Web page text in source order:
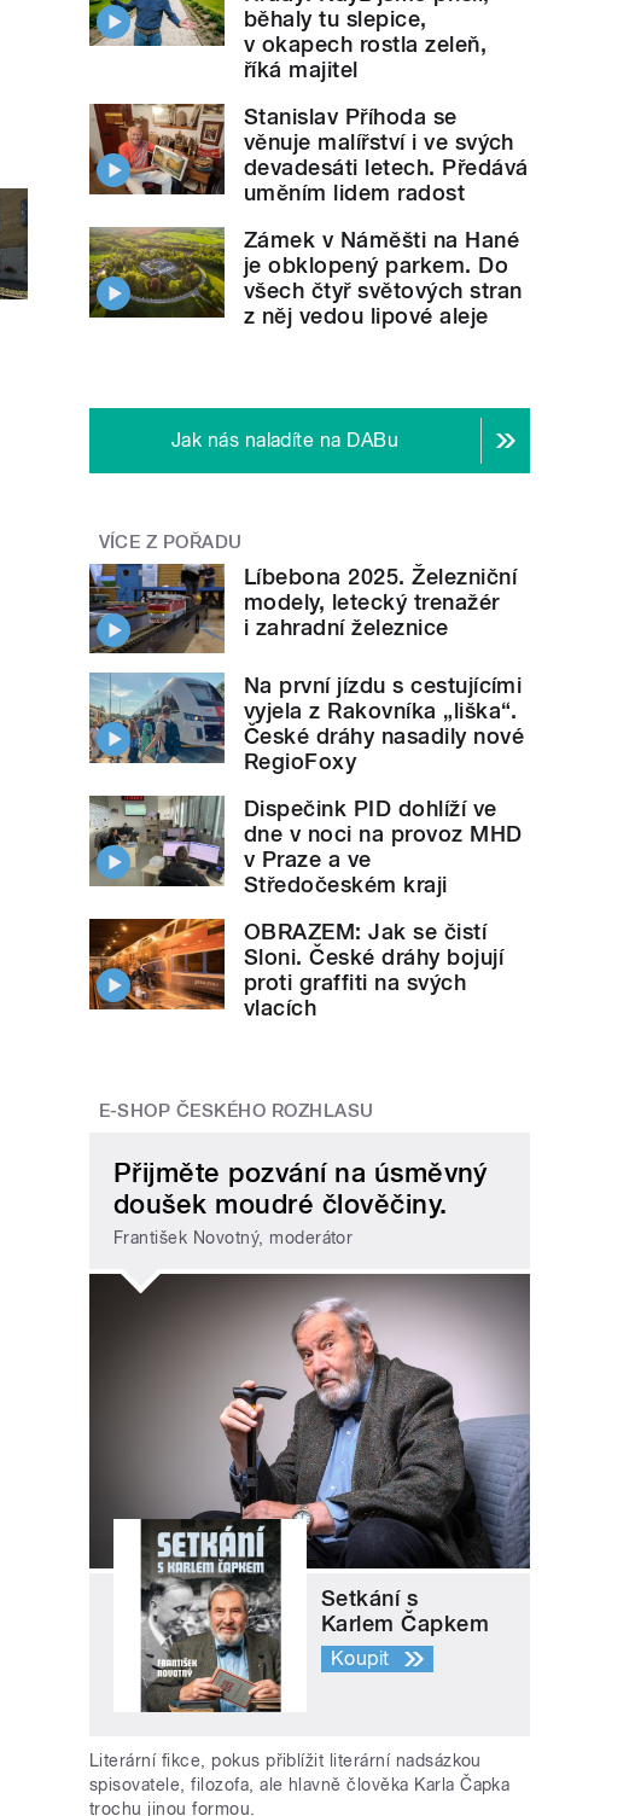
běhaly tu slepice,
v okapech rostla zeleň,
říká majitel
Stanislav Příhoda se
věnuje malířství i ve svých
devadesáti letech. Předává
uměním lidem radost
Zámek v Náměšti na Hané
je obklopený parkem. Do
všech čtyř světových stran
z něj vedou lipové aleje
Jak nás naladíte na DABu
VÍCE Z POŘADU
Líbebona 2025. Železniční
modely, letecký trenažér
i zahradní železnice
Na první jízdu s cestujícími
vyjela z Rakovníka „liška“.
České dráhy nasadily nové
RegioFoxy
Dispečink PID dohlíží ve
dne v noci na provoz MHD
v Praze a ve
Středočeském kraji
OBRAZEM: Jak se čistí
Sloni. České dráhy bojují
proti graffiti na svých
vlacích
E-SHOP ČESKÉHO ROZHLASU
Přijměte pozvání na úsměvný
doušek moudré člověčiny.
František Novotný, moderátor
Setkání s
Karlem Čapkem
Koupit
Literární fikce, pokus přiblížit literární nadsázkou
spisovatele, filozofa, ale hlavně člověka Karla Čapka
trochu jinou formou.